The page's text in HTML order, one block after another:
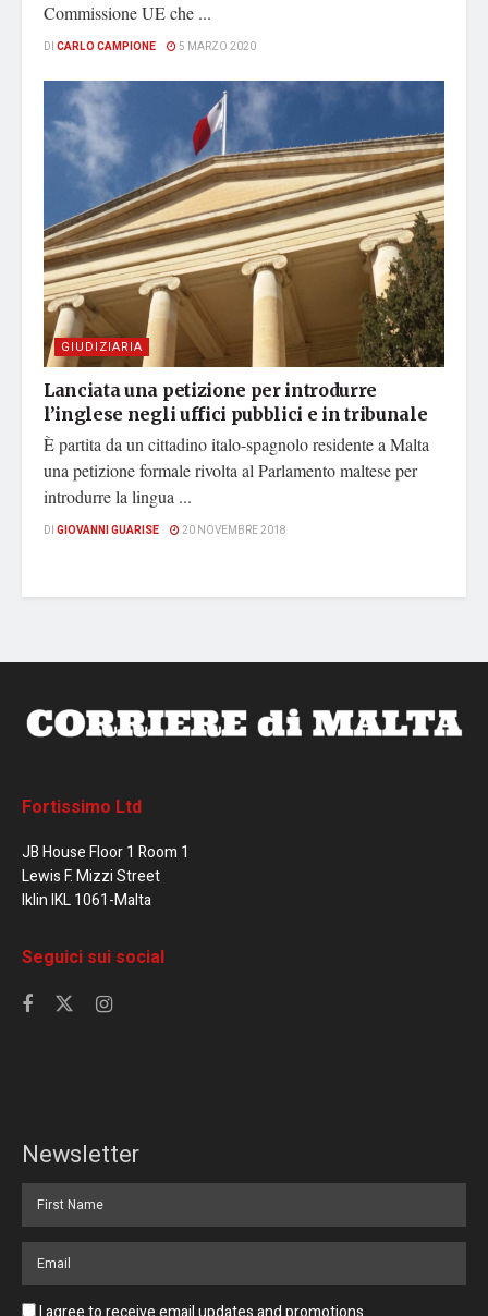
Commissione UE che ...
DI CARLO CAMPIONE 5 MARZO 2020
GIUDIZIARIA
Lanciata una petizione per introdurre
l’inglese negli uffici pubblici e in tribunale
È partita da un cittadino italo-spagnolo residente a Malta
una petizione formale rivolta al Parlamento maltese per
introdurre la lingua ...
DI GIOVANNI GUARISE 20 NOVEMBRE 2018
Fortissimo Ltd
JB House Floor 1 Room 1
Lewis F. Mizzi Street
Iklin IKL 1061-Malta
Seguici sui social
Newsletter